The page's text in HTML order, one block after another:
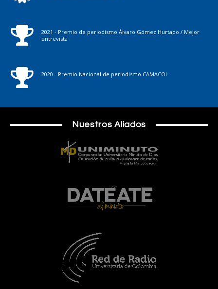
2021 - Premio de periodismo Álvaro Gómez Hurtado / Mejor
entrevista
2020 - Premio Nacional de periodismo CAMACOL
Nuestros Aliados